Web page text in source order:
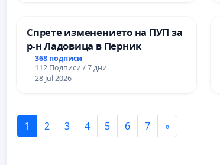
Спрете изменението на ПУП за
р-н Ладовица в Перник
368 подписи
112 Подписи / 7 дни
28 Jul 2026
1 2 3 4 5 6 7 »